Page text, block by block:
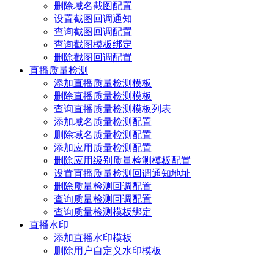
删除域名截图配置
设置截图回调通知
查询截图回调配置
查询截图模板绑定
删除截图回调配置
直播质量检测
添加直播质量检测模板
删除直播质量检测模板
查询直播质量检测模板列表
添加域名质量检测配置
删除域名质量检测配置
添加应用质量检测配置
删除应用级别质量检测模板配置
设置直播质量检测回调通知地址
删除质量检测回调配置
查询质量检测回调配置
查询质量检测模板绑定
直播水印
添加直播水印模板
删除用户自定义水印模板